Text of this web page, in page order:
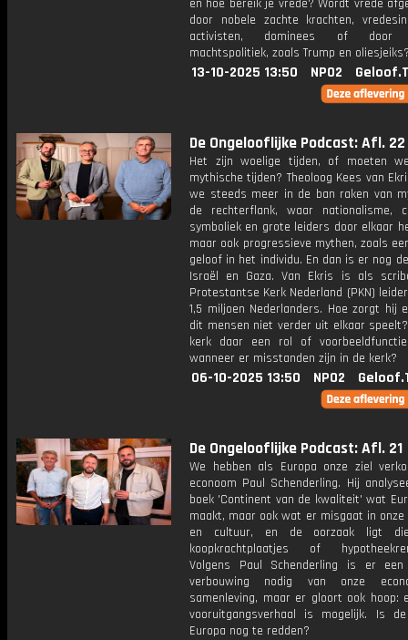
en hoe bereik je vrede? Wordt vrede
door nobele zachte krachten,
activisten, dominees of door
machtspolitiek, zoals Trump en
13-10-2025 13:50 NPO2
De Ongelooflijke Podcast: Afl. 22
Het zijn woelige tijden, of moeten
mythische tijden? Theoloog Kees van
we steeds meer in de ban raken van
de rechterflank, waar nationalisme,
symboliek en grote leiders door elkaar
maar ook progressieve mythen, zoals
geloof in het individu. En dan is er nog
Israël en Gaza. Van Ekris is als
Protestantse Kerk Nederland (PKN)
1,5 miljoen Nederlanders. Hoe zorgt hij
dit mensen niet verder uit elkaar
kerk daar een rol of
wanneer er misstanden zijn in de kerk?
06-10-2025 13:50 NPO2
De Ongelooflijke Podcast: Afl. 21
We hebben als Europa onze ziel
econoom Paul Schenderling. Hij
boek 'Continent van de kwaliteit' wat
maakt, maar ook wat er misgaat in onze
en cultuur, en de oorzaak ligt
koopkrachtplaatjes of
Volgens Paul Schenderling is er een
verbouwing nodig van onze
samenleving, maar er gloort ook hoop:
vooruitgangsverhaal is mogelijk. Is
Europa nog te redden?